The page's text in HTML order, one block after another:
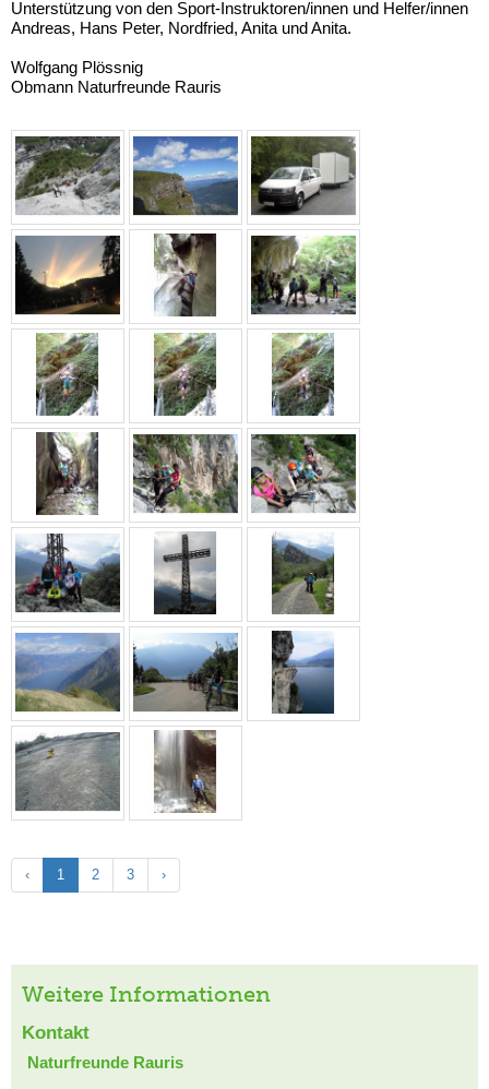
Unterstützung von den Sport-Instruktoren/innen und Helfer/innen
Andreas, Hans Peter, Nordfried, Anita und Anita.
Wolfgang Plössnig
Obmann Naturfreunde Rauris
‹ 1 2 3 ›
Weitere Informationen
Kontakt
Naturfreunde Rauris